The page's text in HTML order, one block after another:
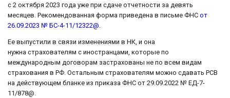
с 2 октября 2023 года уже при сдаче отчетности за девять
месяцев. Рекомендованная форма приведена в письме ФНС от
26.09.2023 № БС-4-11/12322@
Ее выпустили в связи изменениями в НК, и она
нужна страхователям с иностранцами, которые по
международным договорам застрахованы не по всем видам
страхования в РФ. Остальным страхователям можно сдавать РСВ
на действующем бланке из приказа ФНС от 29.09.2022 № ЕД-7-
11/878@.